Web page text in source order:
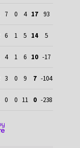
7 0 4 17 93
6 1 5 14 5
4 1 6 10 -17
3 0 9 7 -104
0 0 11 0 -238